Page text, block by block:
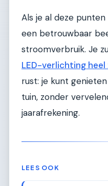
Als je al deze
een betrouwbaar
stroomverbruik. Je
LED-verlichting heel
rust: je kunt
tuin, zonder
jaarafrekening.
LEES OOK